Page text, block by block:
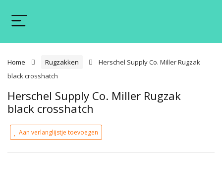
Home Rugzakken
Herschel Supply Co. Miller Rugzak
black crosshatch
Herschel Supply Co. Miller Rugzak
black crosshatch
Aan verlanglijstje toevoegen